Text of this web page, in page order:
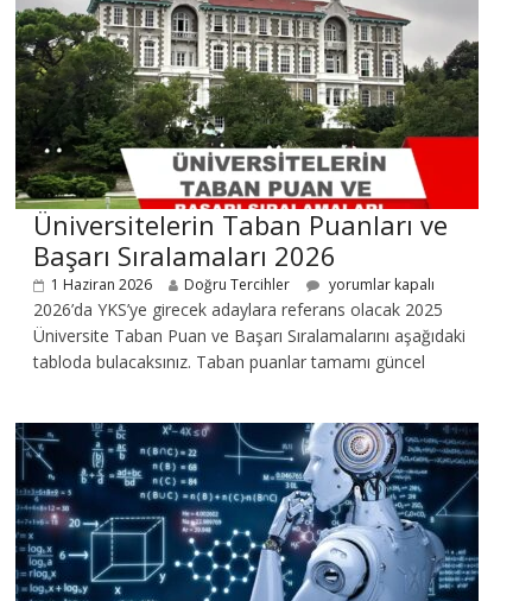
Üniversitelerin Taban Puanları ve
Başarı Sıralamaları 2026
1 Haziran 2026 Doğru Tercihler yorumlar kapalı
2026’da YKS’ye girecek adaylara referans olacak 2025
Üniversite Taban Puan ve Başarı Sıralamalarını aşağıdaki
tabloda bulacaksınız. Taban puanlar tamamı güncel